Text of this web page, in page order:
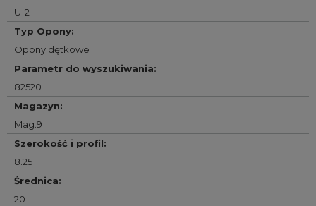
U-2
Typ Opony:
Opony dętkowe
Parametr do wyszukiwania:
82520
Magazyn:
Mag.9
Szerokość i profil:
8.25
Średnica:
20